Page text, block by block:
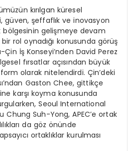
kırılgan küresel
güven, şeffaflık ve inovasyon
bölgesinin gelişmeye devam
rol oynadığı konusunda görüş
Çin İş Konseyi’nden David Perez
fırsatlar açısından büyük
olarak nitelendirdi. Çin’deki
Gaston Chee, gittikçe
karşı koyma konusunda
Seoul International
Chung Suh-Yong, APEC’e ortak
da göz önünde
ortaklıklar kurulması